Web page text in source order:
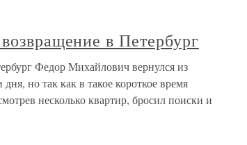
в Петербург
Федор Михайлович вернулся из
но так как в такое короткое время
несколько квартир, бросил поиски и